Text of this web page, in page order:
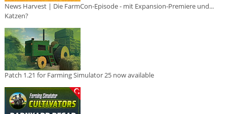
News Harvest | Die FarmCon-Episode - mit Expansion-Premiere und...
Katzen?
Patch 1.21 for Farming Simulator 25 now available